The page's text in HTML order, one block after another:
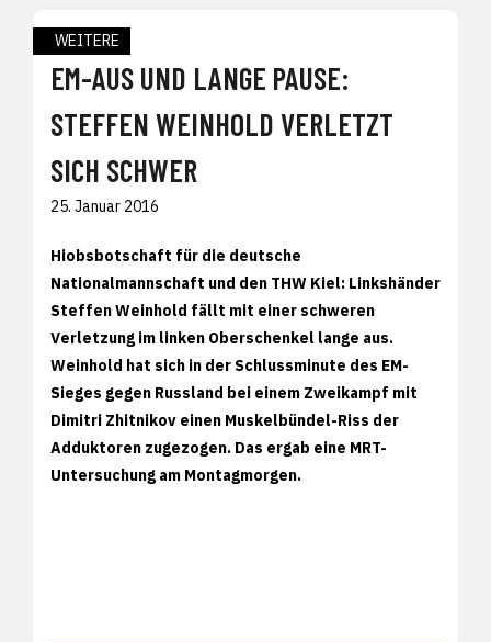
WEITERE
EM-AUS UND LANGE PAUSE:
STEFFEN WEINHOLD VERLETZT
SICH SCHWER
25. Januar 2016
Hiobsbotschaft für die deutsche
Nationalmannschaft und den THW Kiel: Linkshänder
Steffen Weinhold fällt mit einer schweren
Verletzung im linken Oberschenkel lange aus.
Weinhold hat sich in der Schlussminute des EM-
Sieges gegen Russland bei einem Zweikampf mit
Dimitri Zhitnikov einen Muskelbündel-Riss der
Adduktoren zugezogen. Das ergab eine MRT-
Untersuchung am Montagmorgen.